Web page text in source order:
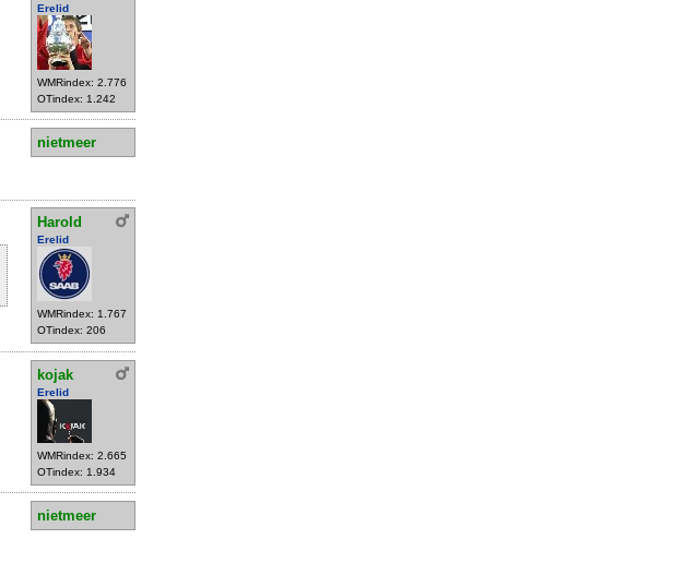
Erelid
WMRindex: 2.776
OTindex: 1.242
nietmeer
Harold
Erelid
WMRindex: 1.767
OTindex: 206
kojak
Erelid
WMRindex: 2.665
OTindex: 1.934
nietmeer